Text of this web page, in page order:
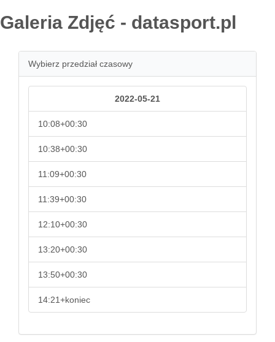
Galeria Zdjęć - datasport.pl
Wybierz przedział czasowy
2022-05-21
10:08+00:30
10:38+00:30
11:09+00:30
11:39+00:30
12:10+00:30
13:20+00:30
13:50+00:30
14:21+koniec